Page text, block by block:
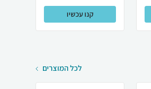
קנו עכשיו
לכל המוצרים